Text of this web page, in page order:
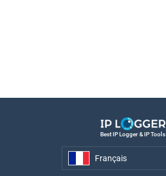
Best IP Logger & IP Tools
Français